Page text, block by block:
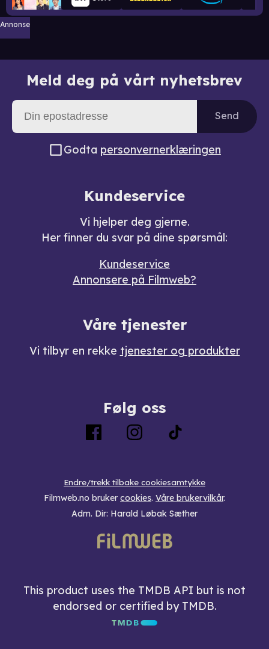
Annonse
Meld deg på vårt nyhetsbrev
Send
Godta personvernerklæringen
Kundeservice
Vi hjelper deg gjerne.
Her finner du svar på dine spørsmål:
Kundeservice
Annonsere på Filmweb?
Våre tjenester
Vi tilbyr en rekke tjenester og produkter
Følg oss
Endre/trekk tilbake cookiesamtykke
Filmweb.no bruker cookies. Våre brukervilkår.
Adm. Dir: Harald Løbak Sæther
This product uses the TMDB API but is not
endorsed or certified by TMDB.